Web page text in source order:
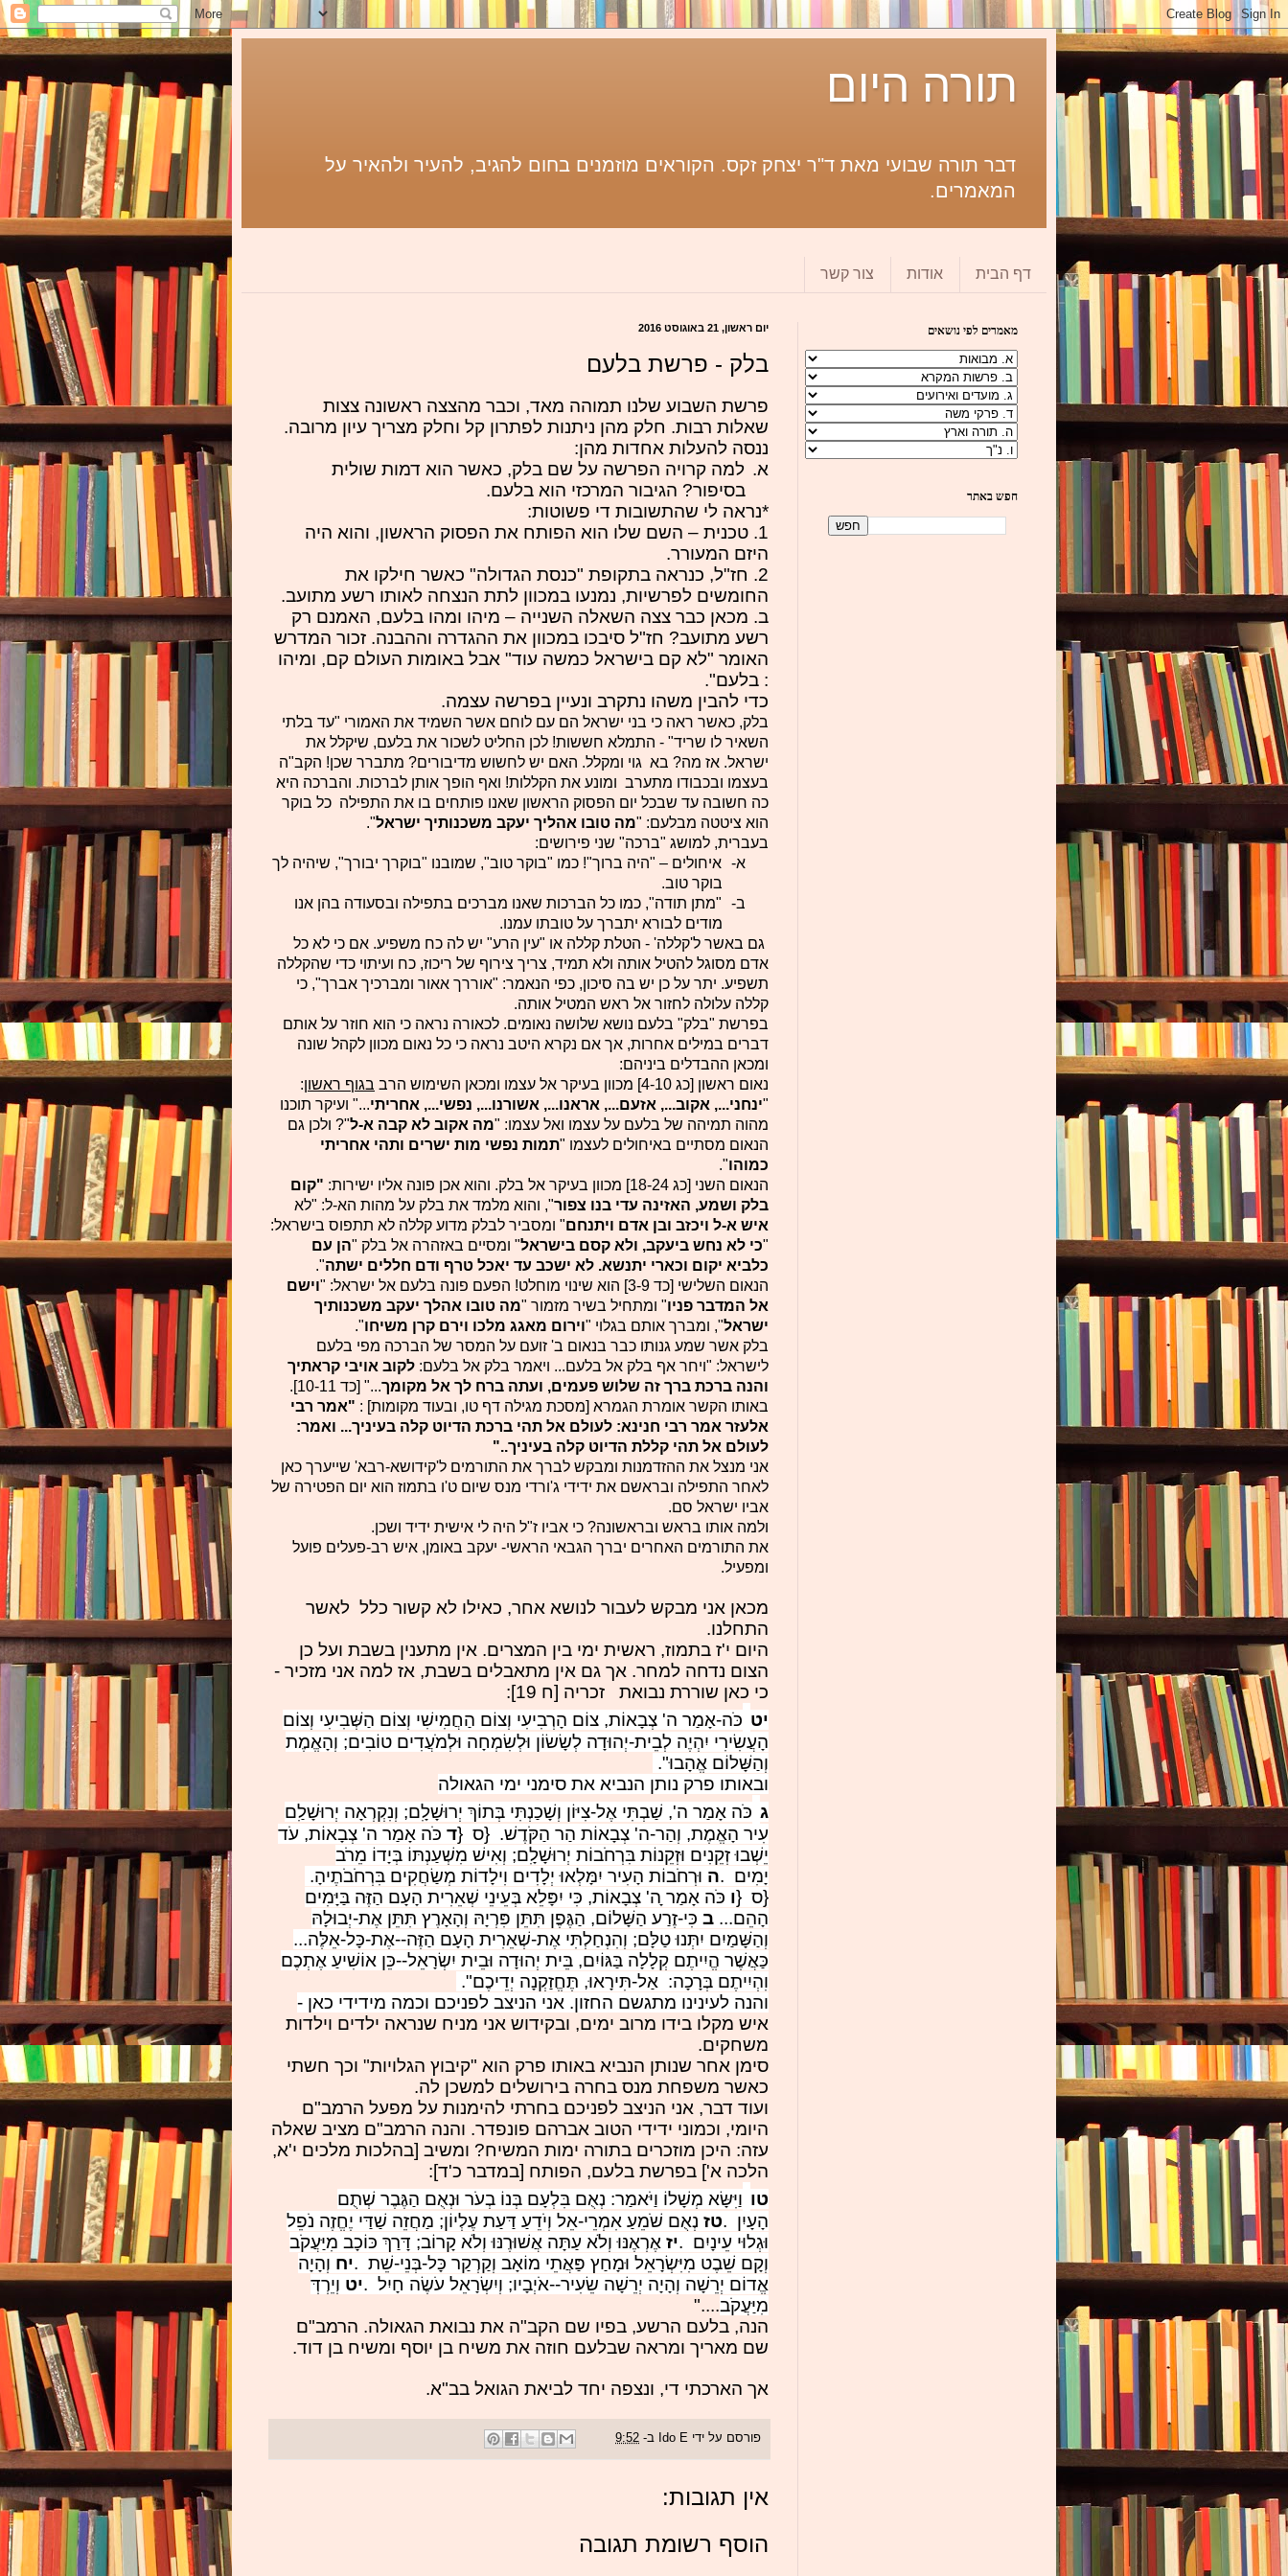
תורה היום
דבר תורה שבועי מאת ד"ר יצחק זקס. הקוראים מוזמנים בחום להגיב, להעיר ולהאיר על
המאמרים.
דף הבית אודות צור קשר
יום ראשון, 21 באוגוסט 2016
בלק - פרשת בלעם
פרשת השבוע שלנו תמוהה מאד, וכבר מהצצה ראשונה צצות
שאלות רבות. חלק מהן ניתנות לפתרון קל וחלק מצריך עיון מרובה.
ננסה להעלות אחדות מהן:
א. למה קרויה הפרשה על שם בלק, כאשר הוא דמות שולית
בסיפור? הגיבור המרכזי הוא בלעם.
*נראה לי שהתשובות די פשוטות:
1. טכנית – השם שלו הוא הפותח את הפסוק הראשון, והוא היה
היזם המעורר.
2. חז"ל, כנראה בתקופת "כנסת הגדולה" כאשר חילקו את
החומשים לפרשיות, נמנעו במכוון לתת הנצחה לאותו רשע מתועב.
ב. מכאן כבר צצה השאלה השנייה – מיהו ומהו בלעם, האמנם רק
רשע מתועב? חז"ל סיבכו במכוון את ההגדרה וההבנה. זכור המדרש
האומר "לא קם בישראל כמשה עוד" אבל באומות העולם קם, ומיהו
: בלעם".
כדי להבין משהו נתקרב ונעיין בפרשה עצמה.
בלק, כאשר ראה כי בני ישראל הם עם לוחם אשר השמיד את האמורי "עד בלתי
השאיר לו שריד" - התמלא חששות! לכן החליט לשכור את בלעם, שיקלל את
ישראל. אז מה? בא גוי ומקלל. האם יש לחשוש מדיבורים? מתברר שכן! הקב"ה
בעצמו ובכבודו מתערב ומונע את הקללות! ואף הופך אותן לברכות. והברכה היא
כה חשובה עד שבכל יום הפסוק הראשון שאנו פותחים בו את התפילה כל בוקר
הוא ציטטה מבלעם: "מה טובו אהליך יעקב משכנותיך ישראל".
בעברית, למושג "ברכה" שני פירושים:
א- איחולים – "היה ברוך"! כמו "בוקר טוב", שמובנו "בוקרך יבורך", שיהיה לך
בוקר טוב.
ב-
"מתן תודה", כמו כל הברכות שאנו מברכים בתפילה ובסעודה בהן אנו
מודים לבורא יתברך על טובתו עמנו.
גם באשר ל'קללה' - הטלת קללה או "עין הרע" יש לה כח משפיע. אם כי לא כל
אדם מסוגל להטיל אותה ולא תמיד, צריך צירוף של ריכוז, כח ועיתוי כדי שהקללה
תשפיע. יתר על כן יש בה סיכון, כפי הנאמר: "אוררך אאור ומברכיך אברך", כי
קללה עלולה לחזור אל ראש המטיל אותה.
בפרשת "בלק" בלעם נושא שלושה נאומים. לכאורה נראה כי הוא חוזר על אותם
דברים במילים אחרות, אך אם נקרא היטב נראה כי כל נאום מכוון לקהל שונה
ומכאן ההבדלים ביניהם:
נאום ראשון [כג 4-10] מכוון בעיקר אל עצמו ומכאן השימוש הרב
בגוף ראשון:
"ינחני..., אקוב..., אזעם..., אראנו..., אשורנו..., נפשי..., אחריתי..." ועיקר תוכנו
מהוה תמיהה של בלעם על עצמו ואל עצמו: "מה אקוב לא קבה א-ל"? ולכן גם
הנאום מסתיים באיחולים לעצמו "תמות נפשי מות ישרים ותהי אחריתי
כמוהו".
הנאום השני [כג 18-24] מכוון בעיקר אל בלק. והוא אכן פונה אליו ישירות:
"קום
בלק ושמע, האזינה עדי בנו צפור", והוא מלמד את בלק על מהות הא-ל: "לא
איש א-ל ויכזב ובן אדם ויתנחם" ומסביר לבלק מדוע קללה לא תתפוס בישראל:
"כי לא נחש ביעקב, ולא קסם בישראל" ומסיים באזהרה אל בלק "הן עם
כלביא יקום וכארי יתנשא. לא ישכב עד יאכל טרף ודם חללים ישתה".
הנאום השלישי [כד 3-9] הוא שינוי מוחלט! הפעם פונה בלעם אל ישראל: "
וישם
אל המדבר פניו" ומתחיל בשיר מזמור "מה טובו אהלך יעקב משכנותיך
ישראל", ומברך אותם בגלוי "וירום מאגג מלכו וירם קרן משיחו".
בלק אשר שמע גנותו כבר בנאום ב' זועם על המסר של הברכה מפי בלעם
לישראל: "ויחר אף בלק אל בלעם... ויאמר בלק אל בלעם: לקוב אויבי קראתיך
והנה ברכת ברך זה שלוש פעמים, ועתה ברח לך אל מקומך..." [כד 10-11].
באותו הקשר אומרת הגמרא [מסכת מגילה דף טו, ובעוד מקומות] : "אמר רבי
אלעזר אמר רבי חנינא: לעולם אל תהי ברכת הדיוט קלה בעיניך... ואמר:
לעולם אל תהי קללת הדיוט קלה בעיניך.."
אני מנצל את ההזדמנות ומבקש לברך את התורמים ל'קידושא-רבא' שייערך כאן
לאחר התפילה ובראשם את ידידי ג'ורדי מנס שיום ט'ו בתמוז הוא יום הפטירה של
אביו ישראל סם.
ולמה אותו בראש ובראשונה? כי אביו ז"ל היה לי אישית ידיד ושכן.
את התורמים האחרים יברך הגבאי הראשי- יעקב באומן, איש רב-פעלים פועל
ומפעיל.
מכאן אני מבקש לעבור לנושא אחר, כאילו לא קשור כלל לאשר
התחלנו.
היום י'ז בתמוז, ראשית ימי בין המצרים. אין מתענין בשבת ועל כן
הצום נדחה למחר. אך גם אין מתאבלים בשבת, אז למה אני מזכיר -
כי כאן שוררת נבואת זכריה [ח 19]:
יט כֹּה-אָמַר ה' צְבָאוֹת, צוֹם הָרְבִיעִי וְצוֹם הַחֲמִישִׁי וְצוֹם הַשְּׁבִיעִי וְצוֹם
הָעֲשִׂירִי יִהְיֶה לְבֵית-יְהוּדָה לְשָׂשׂוֹן וּלְשִׂמְחָה וּלְמֹעֲדִים טוֹבִים; וְהָאֱמֶת
וְהַשָּׁלוֹם אֱהָבוּ".
ובאותו פרק נותן הנביא את סימני ימי הגאולה
ג כֹּה אָמַר ה', שַׁבְתִּי אֶל-צִיּוֹן וְשָׁכַנְתִּי בְּתוֹךְ יְרוּשָׁלִָם; וְנִקְרְאָה יְרוּשָׁלִַם
עִיר הָאֱמֶת, וְהַר-ה' צְבָאוֹת הַר הַקֹּדֶשׁ. {ס }ד כֹּה אָמַר ה' צְבָאוֹת, עֹד
יֵשְׁבוּ זְקֵנִים וּזְקֵנוֹת בִּרְחֹבוֹת יְרוּשָׁלִָם; וְאִישׁ מִשְׁעַנְתּוֹ בְּיָדוֹ מֵרֹב
יָמִים .ה וּרְחֹבוֹת הָעִיר יִמָּלְאוּ יְלָדִים וִילָדוֹת מְשַׂחֲקִים בִּרְחֹבֹתֶיהָ.
{ס }ו כֹּה אָמַר ָה' צְבָאוֹת, כִּי יִפָּלֵא בְּעֵינֵי שְׁאֵרִית הָעָם הַזֶּה בַּיָּמִים
הָהֵם... ב כִּי-זֶרַע הַשָּׁלוֹם, הַגֶּפֶן תִּתֵּן פִּרְיָהּ וְהָאָרֶץ תִּתֵּן אֶת-יְבוּלָהּ
וְהַשָּׁמַיִם יִתְּנוּ טַלָּם; וְהִנְחַלְתִּי אֶת-שְׁאֵרִית הָעָם הַזֶּה--אֶת-כָּל-אֵלֶּה...
כַּאֲשֶׁר הֱיִיתֶם קְלָלָה בַּגּוֹיִם, בֵּית יְהוּדָה וּבֵית יִשְׂרָאֵל--כֵּן אוֹשִׁיעַ אֶתְכֶם
וִהְיִיתֶם בְּרָכָה: אַל-תִּירָאוּ, תֶּחֱזַקְנָה יְדֵיכֶם".
והנה לעינינו מתגשם החזון. אני הניצב לפניכם וכמה מידידי כאן -
איש מקלו בידו מרוב ימים, ובקידוש אני מניח שנראה ילדים וילדות
משחקים.
סימן אחר שנותן הנביא באותו פרק הוא "קיבוץ הגלויות" וכך חשתי
כאשר משפחת מנס בחרה בירושלים למשכן לה.
ועוד דבר, אני הניצב לפניכם בחרתי להימנות על מפעל הרמב"ם
היומי, וכמוני ידידי הטוב אברהם פונפדר. והנה הרמב"ם מציב שאלה
עזה: היכן מוזכרים בתורה ימות המשיח? ומשיב [בהלכות מלכים י'א,
הלכה א'] בפרשת בלעם, הפותח [במדבר כ'ד]:
טו וַיִּשָּׂא מְשָׁלוֹ וַיֹּאמַר: נְאֻם בִּלְעָם בְּנוֹ בְעֹר וּנְאֻם הַגֶּבֶר שְׁתֻם
הָעָיִן .טז נְאֻם שֹׁמֵעַ אִמְרֵי-אֵל וְיֹדֵעַ דַּעַת עֶלְיוֹן; מַחֲזֵה שַׁדַּי יֶחֱזֶה נֹפֵל
וּגְלוּי עֵינָיִם .יז אֶרְאֶנּוּ וְלֹא עַתָּה אֲשׁוּרֶנּוּ וְלֹא קָרוֹב; דָּרַךְ כּוֹכָב מִיַּעֲקֹב
וְקָם שֵׁבֶט מִיִּשְׂרָאֵל וּמָחַץ פַּאֲתֵי מוֹאָב וְקַרְקַר כָּל-בְּנֵי-שֵׁת .יח וְהָיָה
אֱדוֹם יְרֵשָׁה וְהָיָה יְרֵשָׁה שֵׂעִיר--אֹיְבָיו; וְיִשְׂרָאֵל עֹשֶׂה חָיִל .יט וְיֵרְדְּ
מִיַּעֲקֹב...."
הנה, בלעם הרשע, בפיו שם הקב"ה את נבואת הגאולה. הרמב"ם
שם מאריך ומראה שבלעם חוזה את משיח בן יוסף ומשיח בן דוד.
אך הארכתי די, ונצפה יחד לביאת הגואל בב"א.
פורסם על ידי Ido E ב- 9:52
אין תגובות:
הוסף רשומת תגובה
מאמרים לפי נושאים
חפש באתר